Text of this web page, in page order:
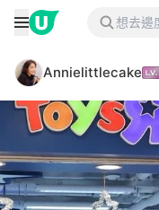
Annielittlecake